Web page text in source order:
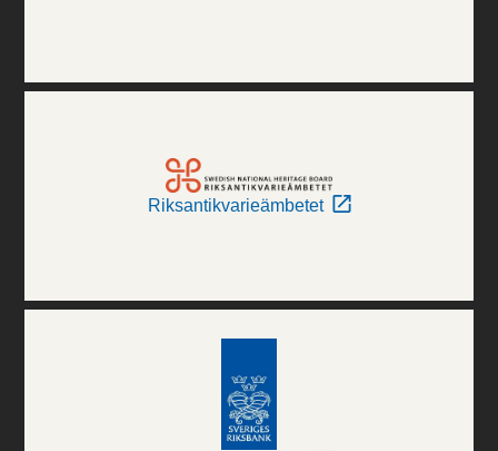
Riksantikvarieämbetet